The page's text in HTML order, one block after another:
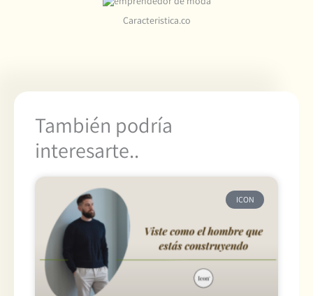
Caracteristica.co
También podría
interesarte..
ICON